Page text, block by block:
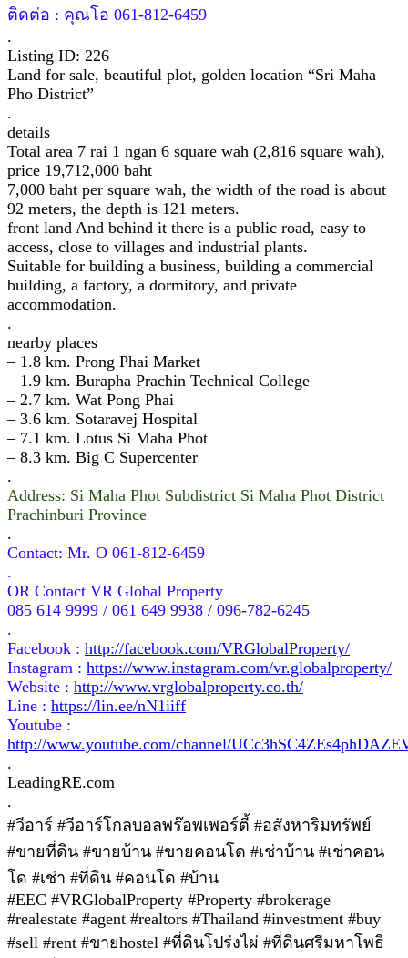
ติดต่อ : คุณโอ 061-812-6459​
.
Listing ID: 226
Land for sale, beautiful plot, golden location “Sri Maha
Pho District”
.
details
Total area 7 rai 1 ngan 6 square wah (2,816 square wah),
price 19,712,000 baht
7,000 baht per square wah, the width of the road is about
92 meters, the depth is 121 meters.
front land And behind it there is a public road, easy to
access, close to villages and industrial plants.
Suitable for building a business, building a commercial
building, a factory, a dormitory, and private
accommodation.
.
nearby places
– 1.8 km. Prong Phai Market
– 1.9 km. Burapha Prachin Technical College
– 2.7 km. Wat Pong Phai
– 3.6 km. Sotaravej Hospital
– 7.1 km. Lotus Si Maha Phot
– 8.3 km. Big C Supercenter
.
Address: Si Maha Phot Subdistrict Si Maha Phot District
Prachinburi Province
.
Contact: Mr. O 061-812-6459
.
OR Contact VR Global Property
085 614 9999 / 061 649 9938 / 096-782-6245
.
Facebook : http://facebook.com/VRGlobalProperty/
Instagram : https://www.instagram.com/vr.globalproperty/
Website : http://www.vrglobalproperty.co.th/
Line : https://lin.ee/nN1iiff
Youtube :
http://www.youtube.com/channel/
.
LeadingRE.com
.
#วีอาร์ #วีอาร์โกลบอลพร๊อพเพอร์ตี้ #อสังหาริมทรัพย์
#ขายที่ดิน #ขายบ้าน #ขายคอนโด #เช่าบ้าน #เช่าคอน
โด #เช่า #ที่ดิน #คอนโด #บ้าน
#EEC #VRGlobalProperty #Property #brokerage
#realestate #agent #realtors #Thailand #investment #buy
#sell #rent #ขายhostel #ที่ดินโปร่งไผ่ #ที่ดินศรีมหาโพธิ